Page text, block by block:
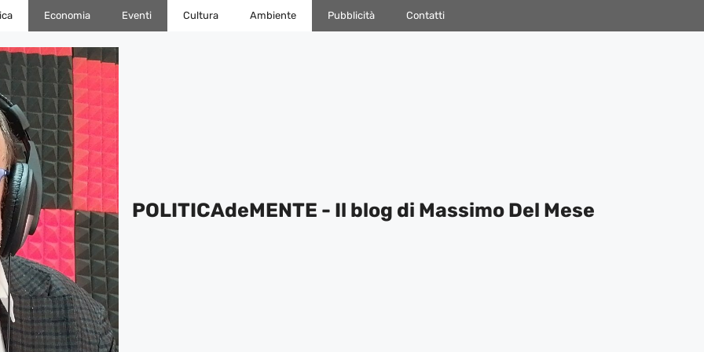
Economia Eventi Cultura Ambiente Pubblicità Contatti
POLITICAdeMENTE - Il blog di Massimo Del Mese